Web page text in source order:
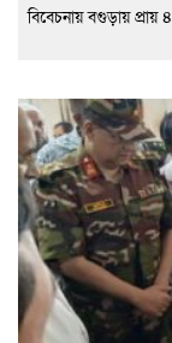
বিবেচনায় বগুড়ায়